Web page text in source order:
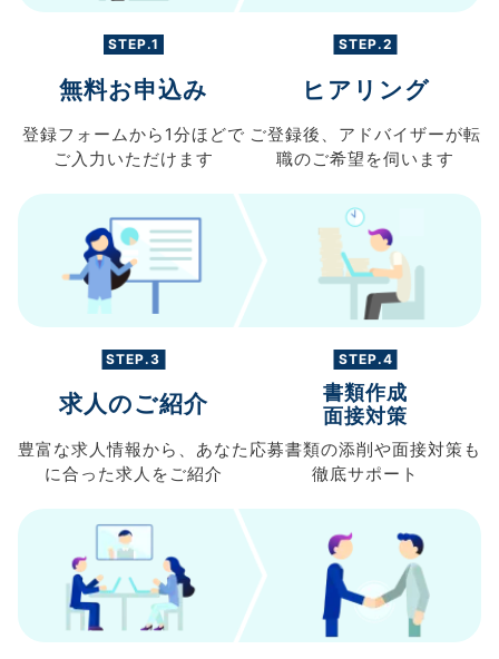
STEP.1
無料お申込み
登録フォームから 1分ほどで
ご入力 いただけます
STEP.2
ヒアリング
ご登録後、 アドバイザーが転
職のご希望を伺います
STEP.3
求人のご紹介
豊富な求人情報から、 あなた
に合った求人を ご紹介
STEP.4
書類作成
面接対策
応募書類の添削や面接対策も
徹底サポート